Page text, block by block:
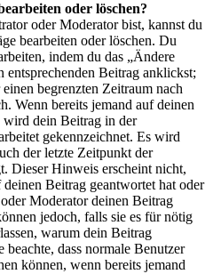
oder löschen?
oder Moderator bist, kannst du
bearbeiten oder löschen. Du
indem du das „Ändere
entsprechenden Beitrag anklickst;
begrenzten Zeitraum nach
Wenn bereits jemand auf deinen
wird dein Beitrag in der
gekennzeichnet. Es wird
der letzte Zeitpunkt der
Dieser Hinweis erscheint nicht,
Beitrag geantwortet hat oder
Moderator deinen Beitrag
jedoch, falls sie es für nötig
warum dein Beitrag
dass normale Benutzer
können, wenn bereits jemand